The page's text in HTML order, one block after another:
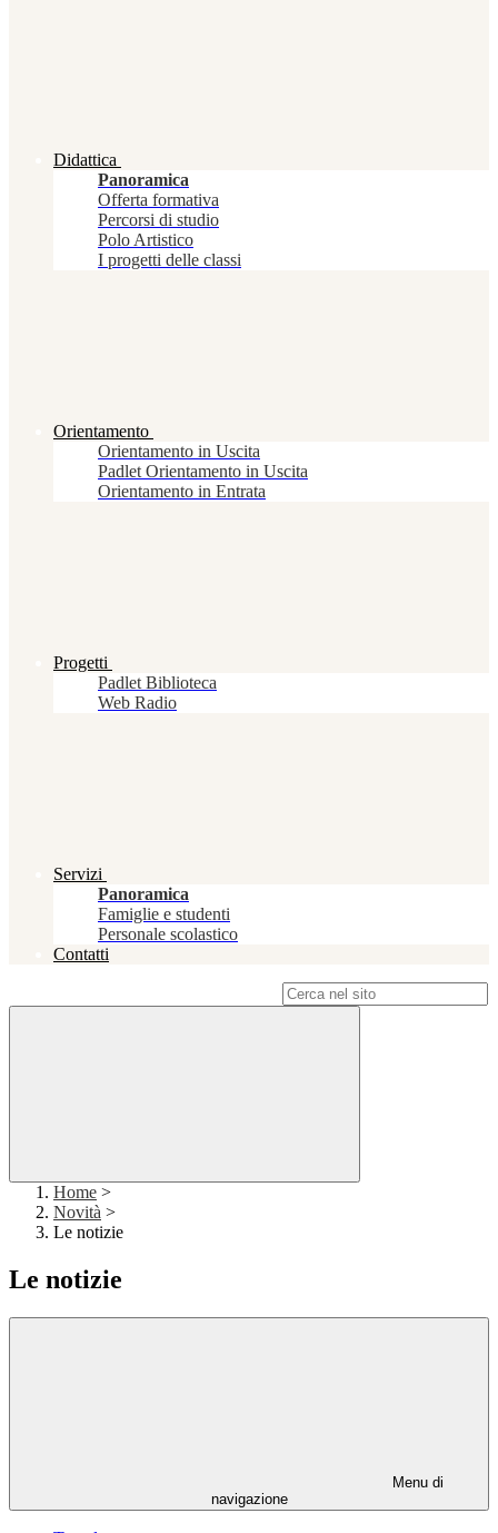
Didattica
Panoramica
Offerta formativa
Percorsi di studio
Polo Artistico
I progetti delle classi
Orientamento
Orientamento in Uscita
Padlet Orientamento in Uscita
Orientamento in Entrata
Progetti
Padlet Biblioteca
Web Radio
Servizi
Panoramica
Famiglie e studenti
Personale scolastico
Contatti
Home >
Novità >
Le notizie
Le notizie
Menu di
navigazione